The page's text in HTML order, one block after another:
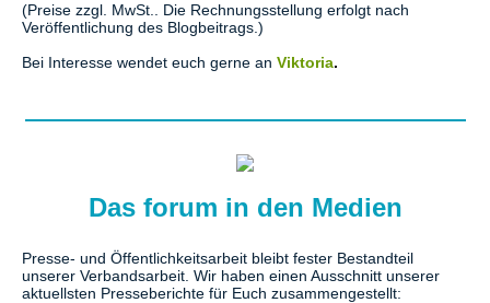
(Preise zzgl. MwSt.. Die Rechnungsstellung erfolgt nach
Veröffentlichung des Blogbeitrags.)
Bei Interesse wendet euch gerne an Viktoria.
Das forum in den Medien
Presse- und Öffentlichkeitsarbeit bleibt fester Bestandteil
unserer Verbandsarbeit. Wir haben einen Ausschnitt unserer
aktuellsten Presseberichte für Euch zusammengestellt: